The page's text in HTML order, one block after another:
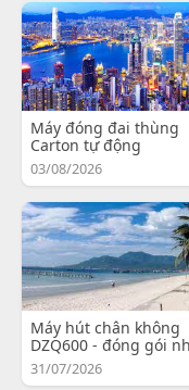
Máy đóng đai thùng
Carton tự động
03/08/2026
Máy hút chân không
DZQ600 - đóng gói
31/07/2026